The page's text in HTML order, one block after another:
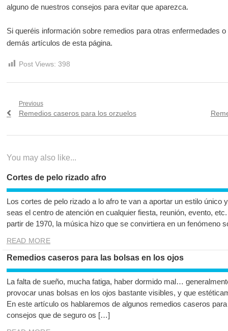
alguno de nuestros consejos para evitar que aparezca.
Si queréis información sobre remedios para otras enfermedades
demás artículos de esta página.
Post Views: 398
Navegación
Previous
Previous
Remedios caseros para los orzuelos
Next
You may also like...
Cortes de pelo rizado afro
Los cortes de pelo rizado a lo afro te van a aportar un estilo único
seas el centro de atención en cualquier fiesta, reunión, evento,
partir de 1970, la música hizo que se convirtiera en un fenómeno
READ MORE
Remedios caseros para las bolsas en los ojos
La falta de sueño, mucha fatiga, haber dormido mal…
provocar unas bolsas en los ojos bastante visibles, y que
En este artículo os hablaremos de algunos remedios caseros
consejos que de seguro os […]